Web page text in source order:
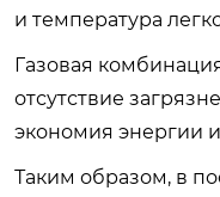
и температура
Газовая
отсутствие
экономия энергии
Таким образом, в